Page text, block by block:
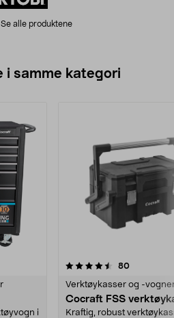
Se alle produktene
i samme kategori
i
80
Verktøykasser og -
Cocraft FSS
Kraftig, robust
3.5 av 5 stjerner